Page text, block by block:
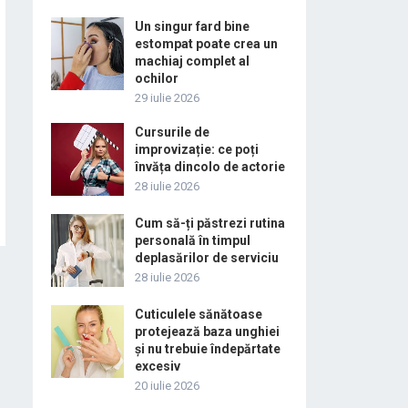
Un singur fard bine
estompat poate crea un
machiaj complet al
ochilor
29 iulie 2026
Cursurile de
improvizație: ce poți
învăța dincolo de actorie
28 iulie 2026
Cum să-ți păstrezi rutina
personală în timpul
deplasărilor de serviciu
28 iulie 2026
Cuticulele sănătoase
protejează baza unghiei
și nu trebuie îndepărtate
excesiv
20 iulie 2026